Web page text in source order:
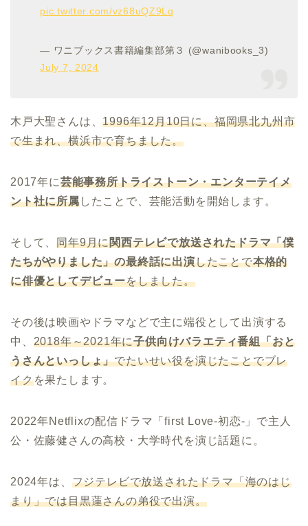
pic.twitter.com/vz68uQZ9Lq
— ワニブックス書籍編集部第３ (@wanibooks_3)
July 7, 2024
木戸大聖さんは、1996年12月10日に、福岡県北九州市
で生まれ、横浜市で育ちました。
2017年に芸能事務所トライストーン・エンターテイメ
ント社に所属したことで、芸能活動を開始します。
そして、同年9月に関西テレビで放送されたドラマ「僕
たちがやりました」の最終話に出演したことで本格的
に俳優としてデビューをしました。
その後は映画やドラマなどで主に端役として出演する
中、 2018年～2021年に子供向けバラエティ番組「おと
うさんといっしょ」でたいせい役を演じたことでブレ
イクを果たします。
2022年Netflixの配信ドラマ「first Love-初恋-」で主人
公・佐藤健さんの高校・大学時代を演じ話題に。
2024年は、 フジテレビで放送されたドラマ「海のはじ
まり」では目黒蓮さんの弟役で出演。